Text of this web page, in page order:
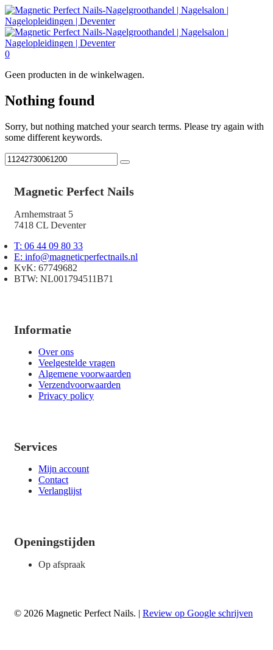
0
Geen producten in de winkelwagen.
Nothing found
Sorry, but nothing matched your search terms. Please try again with
some different keywords.
Magnetic Perfect Nails
Arnhemstraat 5
7418 CL Deventer
T: 06 44 09 80 33
E: info@magneticperfectnails.nl
KvK: 67749682
BTW: NL001794511B71
Informatie
Over ons
Veelgestelde vragen
Algemene voorwaarden
Verzendvoorwaarden
Privacy policy
Services
Mijn account
Contact
Verlanglijst
Openingstijden
Op afspraak
© 2026 Magnetic Perfect Nails. | Review op Google schrijven